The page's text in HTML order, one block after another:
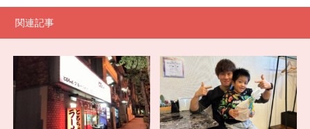
関連記事